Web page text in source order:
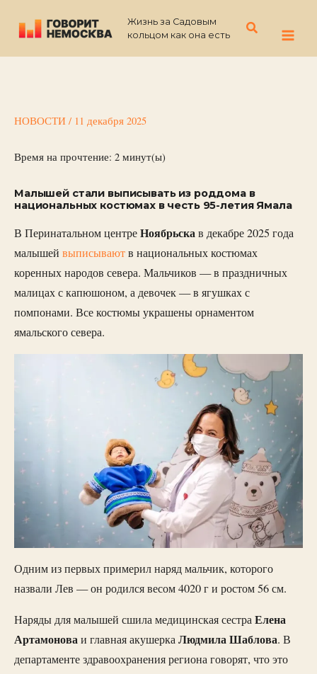
содержимому
Жизнь за Садовым
кольцом как она есть
Поиск
НОВОСТИ / 11 декабря 2025
Время на прочтение: 2 минут(ы)
Малышей стали выписывать из роддома в
национальных костюмах в честь 95-летия Ямала
В Перинатальном центреНоябрьскав декабре 2025 года
малышей выписываютв национальных костюмах
коренных народов севера. Мальчиков — в праздничных
малицах с капюшоном, а девочек — в ягушках с
помпонами. Все костюмы украшены орнаментом
ямальского севера.
Одним из первых примерил наряд мальчик, которого
назвали Лев — он родился весом 4020 г и ростом 56 см.
Наряды для малышей сшила медицинская сестраЕлена
Артамоноваи главная акушеркаЛюдмилаШаблова. В
департаменте здравоохранения региона говорят, что это